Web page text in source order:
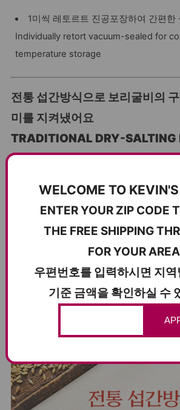
1미씩 레토르트 진공포장하여 간편한
Individually retort vacuum-sealed for
temperature storage
전통 섭간방식으로 보리굴비의
미를 지켜냈어요
TRADITIONAL DRY-SALTING
DEEP, SAVORY FLAVOR
WELCOME TO
ENTER YOUR ZIP CODE
THE FREE SHIPPING
FOR YOUR
우편번호를 입력하시면 지
기준 금액을 확인하실 수